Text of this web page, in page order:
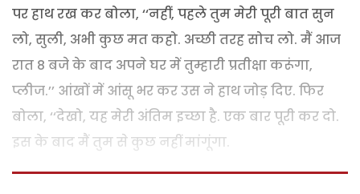
पर हाथ रख कर बोला, ‘‘नहीं, पहले तुम मेरी पूरी बात सुन
लो, सुली, अभी कुछ मत कहो. अच्छी तरह सोच लो. मैं आज
रात 8 बजे के बाद अपने घर में तुम्हारी प्रतीक्षा करूंगा,
प्लीज.’’ आंखों में आंसू भर कर उस ने हाथ जोड़ दिए. फिर
बोला, ‘‘देखो, यह मेरी अंतिम इच्छा है. एक बार पूरी कर दो.
इस के बाद मैं तुम से कुछ नहीं मांगूंगा.